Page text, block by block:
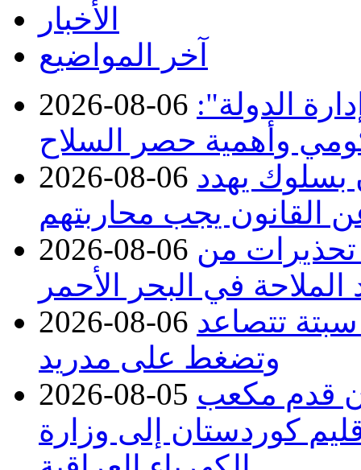
الأخبار
آخر المواضيع
2026-08-06 الدولة":
وأهمية حصر السلاح
2026-08-06 بسلوك يهدد
القانون يجب محاربتهم
2026-08-06 من
الملاحة في البحر الأحمر
2026-08-06 تتصاعد
وتضغط على مدريد
2026-08-05 توريد 100 مليون قدم مكعب
كوردستان إلى وزارة